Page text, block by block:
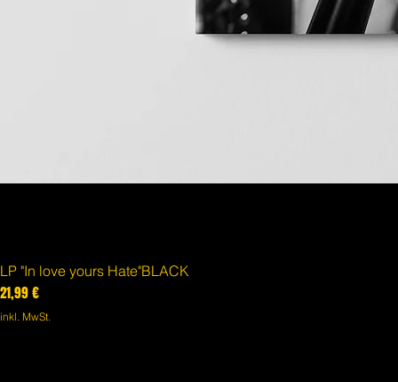
LP "In love yours Hate"BLACK
Preis
21,99 €
inkl. MwSt.